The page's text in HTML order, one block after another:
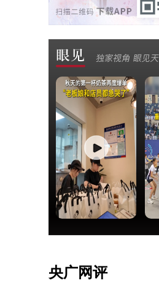
央广网评